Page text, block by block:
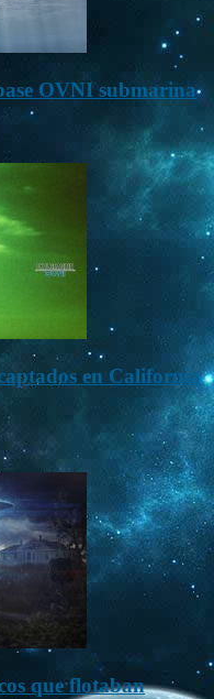
OVNI submarina
en California
que flotaban